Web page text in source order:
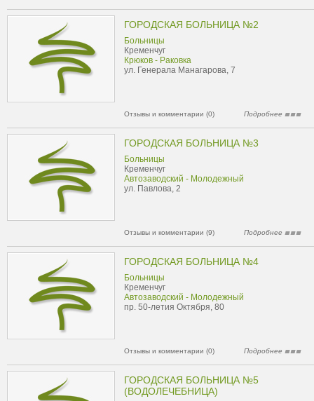
ГОРОДСКАЯ БОЛЬНИЦА №2
Больницы
Кременчуг
Крюков - Раковка
ул. Генерала Манагарова, 7
Отзывы и комментарии (0) Подробнее
ГОРОДСКАЯ БОЛЬНИЦА №3
Больницы
Кременчуг
Автозаводский - Молодежный
ул. Павлова, 2
Отзывы и комментарии (9) Подробнее
ГОРОДСКАЯ БОЛЬНИЦА №4
Больницы
Кременчуг
Автозаводский - Молодежный
пр. 50-летия Октября, 80
Отзывы и комментарии (0) Подробнее
ГОРОДСКАЯ БОЛЬНИЦА №5
(ВОДОЛЕЧЕБНИЦА)